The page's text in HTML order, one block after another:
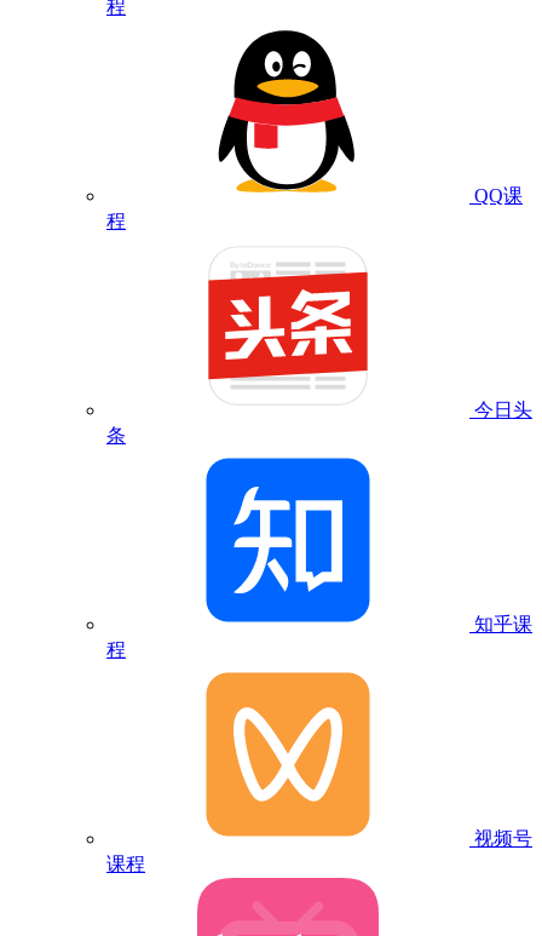
程
QQ课
程
今日头
条
知乎课
程
视频号
课程